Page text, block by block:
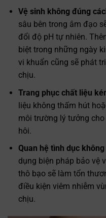
Vệ sinh không đúng
sâu bên trong âm đạo
đổi độ pH tự nhiên.
biệt trong những ngày
vi khuẩn cũng sẽ phát
chịu.
Trang phục chất liệu
liệu không thấm hút
môi trường lý tưởng
hôi.
Quan hệ tình dục
dụng biện pháp bảo vệ
thô bạo sẽ làm tổn
điều kiện viêm nhiễm
chịu.